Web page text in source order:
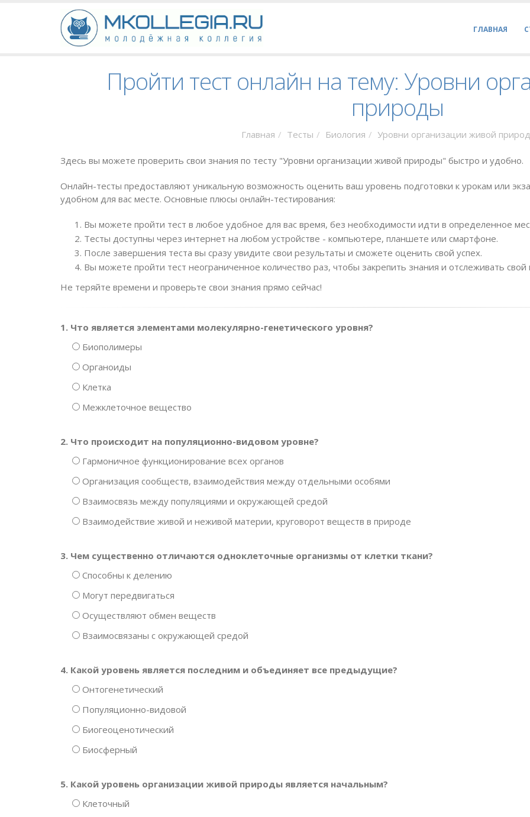
ГЛАВНАЯ
Пройти тест онлайн на тему: Уровни
природы
Главная Тесты Биология Уровни организации живой
Здесь вы можете проверить свои знания по тесту "Уровни организации живой природы" быстро и удобно.
Онлайн-тесты предоставляют уникальную возможность оценить ваш уровень подготовки к урокам или
удобном для вас месте. Основные плюсы онлайн-тестирования:
Вы можете пройти тест в любое удобное для вас время, без необходимости идти в определенное
Тесты доступны через интернет на любом устройстве - компьютере, планшете или смартфоне.
После завершения теста вы сразу увидите свои результаты и сможете оценить свой успех.
Вы можете пройти тест неограниченное количество раз, чтобы закрепить знания и отслеживать свой
Не теряйте времени и проверьте свои знания прямо сейчас!
1. Что является элементами молекулярно-генетического уровня?
Биополимеры
Органоиды
Клетка
Межклеточное вещество
2. Что происходит на популяционно-видовом уровне?
Гармоничное функционирование всех органов
Организация сообществ, взаимодействия между отдельными особями
Взаимосвязь между популяциями и окружающей средой
Взаимодействие живой и неживой материи, круговорот веществ в природе
3. Чем существенно отличаются одноклеточные организмы от клетки ткани?
Способны к делению
Могут передвигаться
Осуществляют обмен веществ
Взаимосвязаны с окружающей средой
4. Какой уровень является последним и объединяет все предыдущие?
Онтогенетический
Популяционно-видовой
Биогеоценотический
Биосферный
5. Какой уровень организации живой природы является начальным?
Клеточный